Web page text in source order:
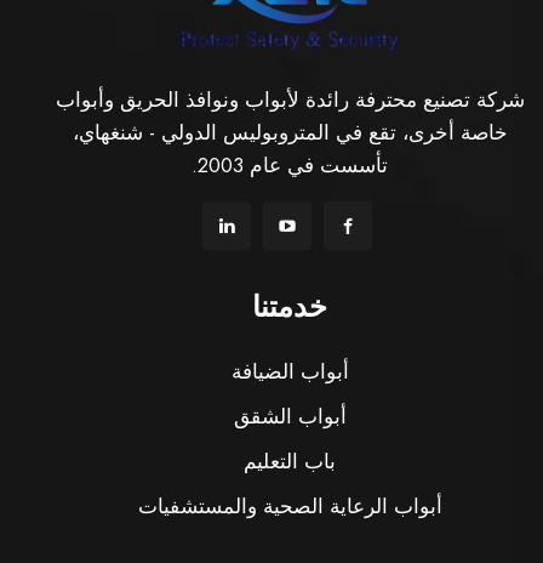
شركة تصنيع محترفة رائدة لأبواب ونوافذ الحريق وأبواب
خاصة أخرى، تقع في المتروبوليس الدولي - شنغهاي،
تأسست في عام 2003.
خدمتنا
أبواب الضيافة
أبواب الشقق
باب التعليم
أبواب الرعاية الصحية والمستشفيات